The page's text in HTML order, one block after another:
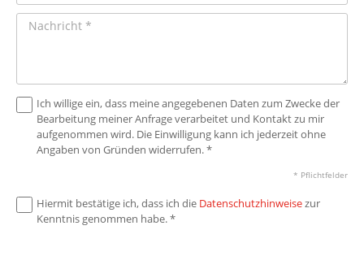
Ich willige ein, dass meine angegebenen Daten zum Zwecke der
Bearbeitung meiner Anfrage verarbeitet und Kontakt zu mir
aufgenommen wird. Die Einwilligung kann ich jederzeit ohne
Angaben von Gründen widerrufen. *
* Pflichtfelder
Hiermit bestätige ich, dass ich die Datenschutzhinweisezur
Kenntnis genommen habe. *